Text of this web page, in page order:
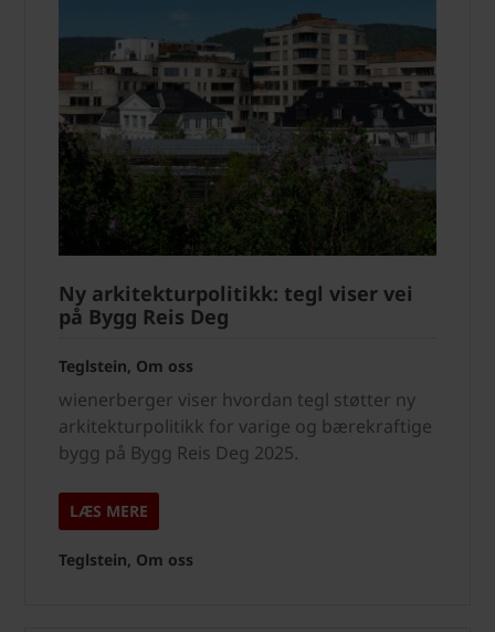
Ny arkitekturpolitikk: tegl viser vei
på Bygg Reis Deg
Teglstein, Om oss
wienerberger viser hvordan tegl støtter ny
arkitekturpolitikk for varige og bærekraftige
bygg på Bygg Reis Deg 2025.
LÆS MERE
Teglstein, Om oss